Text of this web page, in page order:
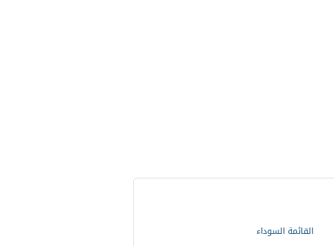
القائمة السوداء